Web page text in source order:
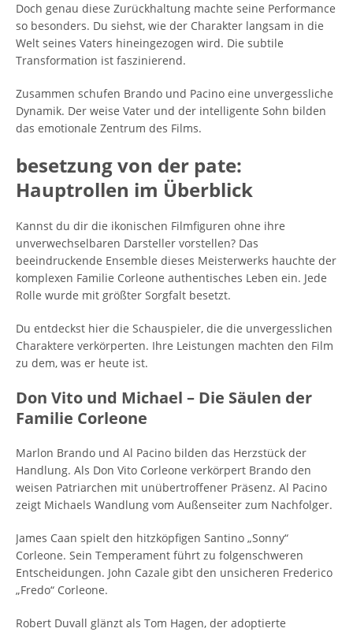
Doch genau diese Zurückhaltung machte seine Performance
so besonders. Du siehst, wie der Charakter langsam in die
Welt seines Vaters hineingezogen wird. Die subtile
Transformation ist faszinierend.
Zusammen schufen Brando und Pacino eine unvergessliche
Dynamik. Der weise Vater und der intelligente Sohn bilden
das emotionale Zentrum des Films.
besetzung von der pate:
Hauptrollen im Überblick
Kannst du dir die ikonischen Filmfiguren ohne ihre
unverwechselbaren Darsteller vorstellen? Das
beeindruckende Ensemble dieses Meisterwerks hauchte der
komplexen Familie Corleone authentisches Leben ein. Jede
Rolle wurde mit größter Sorgfalt besetzt.
Du entdeckst hier die Schauspieler, die die unvergesslichen
Charaktere verkörperten. Ihre Leistungen machten den Film
zu dem, was er heute ist.
Don Vito und Michael – Die Säulen der
Familie Corleone
Marlon Brando und Al Pacino bilden das Herzstück der
Handlung. Als Don Vito Corleone verkörpert Brando den
weisen Patriarchen mit unübertroffener Präsenz. Al Pacino
zeigt Michaels Wandlung vom Außenseiter zum Nachfolger.
James Caan spielt den hitzköpfigen Santino „Sonny“
Corleone. Sein Temperament führt zu folgenschweren
Entscheidungen. John Cazale gibt den unsicheren Frederico
„Fredo“ Corleone.
Robert Duvall glänzt als Tom Hagen, der adoptierte